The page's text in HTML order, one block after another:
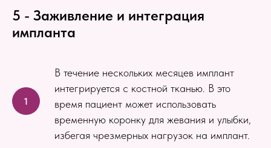
5 - Заживление и интеграция
импланта
В течение нескольких месяцев имплант
интегрируется с костной тканью. В это
время пациент может использовать
временную коронку для жевания и улыбки,
избегая чрезмерных нагрузок на имплант.